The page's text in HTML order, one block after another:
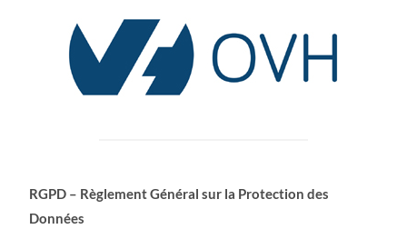
RGPD – Règlement Général sur la Protection des
Données